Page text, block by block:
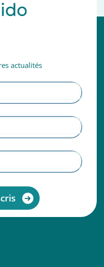
actualités